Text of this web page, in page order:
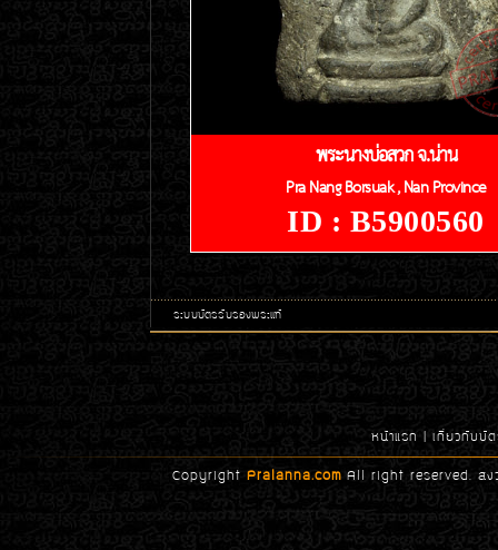
พระนางบ่อสวก จ.น่าน
Pra Nang Borsuak , Nan Province
ID : B5900560
ระบบบัตรรับรองพระแท้
หน้าแรก เกี่ยวกับบั
Copyright Pralanna.comAll right reserved. สง